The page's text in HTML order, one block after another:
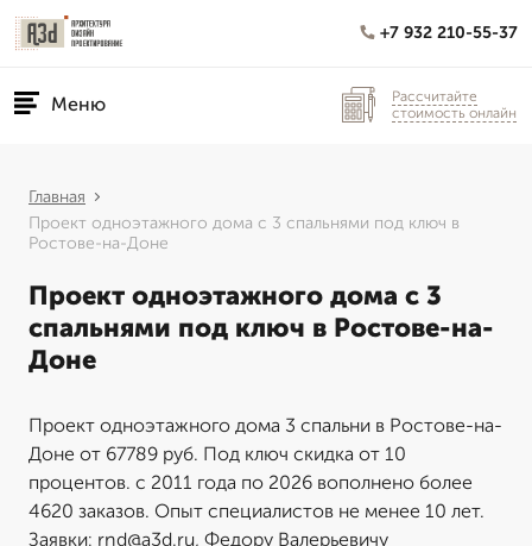
+7 932 210-55-37
Меню
Рассчитайте
стоимость онлайн
Главная
Проект одноэтажного дома с 3 спальнями под ключ в
Ростове-на-Доне
Проект одноэтажного дома с 3
спальнями под ключ в Ростове-на-
Доне
Проект одноэтажного дома 3 спальни в Ростове-на-
Доне от 67789 руб. Под ключ скидка от 10
процентов. с 2011 года по 2026 вополнено более
4620 заказов. Опыт специалистов не менее 10 лет.
Заявки: rnd@a3d.ru, Федору Валерьевичу